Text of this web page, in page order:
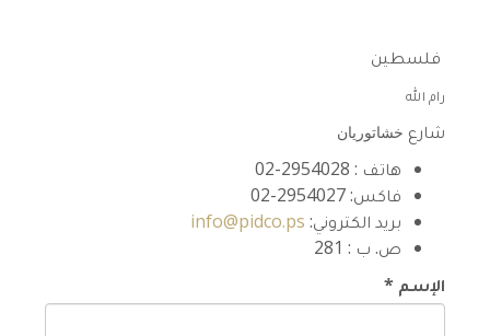
فلسطين
رام الله
شارع خشاتوريان
هاتف : 2954028-02
فاكس: 2954027-02
بريد الكتروني: info@pidco.ps
ص. ب : 281
الإسم*